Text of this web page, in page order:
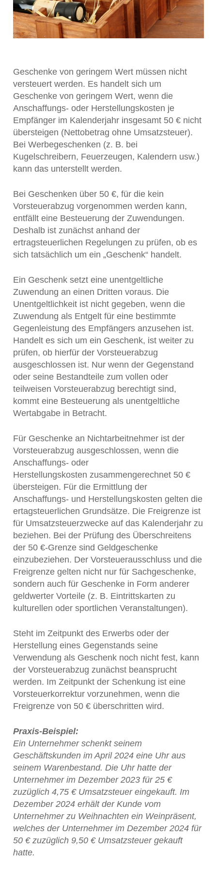
Geschenke von geringem Wert müssen nicht
versteuert werden. Es handelt sich um
Geschenke von geringem Wert, wenn die
Anschaffungs- oder Herstellungskosten je
Empfänger im Kalenderjahr insgesamt 50 € nicht
übersteigen (Nettobetrag ohne Umsatzsteuer).
Bei Werbegeschenken (z. B. bei
Kugelschreibern, Feuerzeugen, Kalendern usw.)
kann das unterstellt werden.
Bei Geschenken über 50 €, für die kein
Vorsteuerabzug vorgenommen werden kann,
entfällt eine Besteuerung der Zuwendungen.
Deshalb ist zunächst anhand der
ertragsteuerlichen Regelungen zu prüfen, ob es
sich tatsächlich um ein „Geschenk“ handelt.
Ein Geschenk setzt eine unentgeltliche
Zuwendung an einen Dritten voraus. Die
Unentgeltlichkeit ist nicht gegeben, wenn die
Zuwendung als Entgelt für eine bestimmte
Gegenleistung des Empfängers anzusehen ist.
Handelt es sich um ein Geschenk, ist weiter zu
prüfen, ob hierfür der Vorsteuerabzug
ausgeschlossen ist. Nur wenn der Gegenstand
oder seine Bestandteile zum vollen oder
teilweisen Vorsteuerabzug berechtigt sind,
kommt eine Besteuerung als unentgeltliche
Wertabgabe in Betracht.
Für Geschenke an Nichtarbeitnehmer ist der
Vorsteuerabzug ausgeschlossen, wenn die
Anschaffungs- oder
Herstellungskosten zusammengerechnet 50 €
übersteigen. Für die Ermittlung der
Anschaffungs- und Herstellungskosten gelten die
ertagsteuerlichen Grundsätze. Die Freigrenze ist
für Umsatzsteuerzwecke auf das Kalenderjahr zu
beziehen. Bei der Prüfung des Überschreitens
der 50 €-Grenze sind Geldgeschenke
einzubeziehen. Der Vorsteuerausschluss und die
Freigrenze gelten nicht nur für Sachgeschenke,
sondern auch für Geschenke in Form anderer
geldwerter Vorteile (z. B. Eintrittskarten zu
kulturellen oder sportlichen Veranstaltungen).
Steht im Zeitpunkt des Erwerbs oder der
Herstellung eines Gegenstands seine
Verwendung als Geschenk noch nicht fest, kann
der Vorsteuerabzug zunächst beansprucht
werden. Im Zeitpunkt der Schenkung ist eine
Vorsteuerkorrektur vorzunehmen, wenn die
Freigrenze von 50 € überschritten wird.
Praxis-Beispiel:
Ein Unternehmer schenkt seinem
Geschäftskunden im April 2024 eine Uhr aus
seinem Warenbestand. Die Uhr hatte der
Unternehmer im Dezember 2023 für 25 €
zuzüglich 4,75 € Umsatzsteuer eingekauft. Im
Dezember 2024 erhält der Kunde vom
Unternehmer zu Weihnachten ein Weinpräsent,
welches der Unternehmer im Dezember 2024 für
50 € zuzüglich 9,50 € Umsatzsteuer gekauft
hatte.